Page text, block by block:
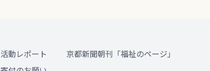
活動レポート
京都新聞朝刊「福祉のページ」